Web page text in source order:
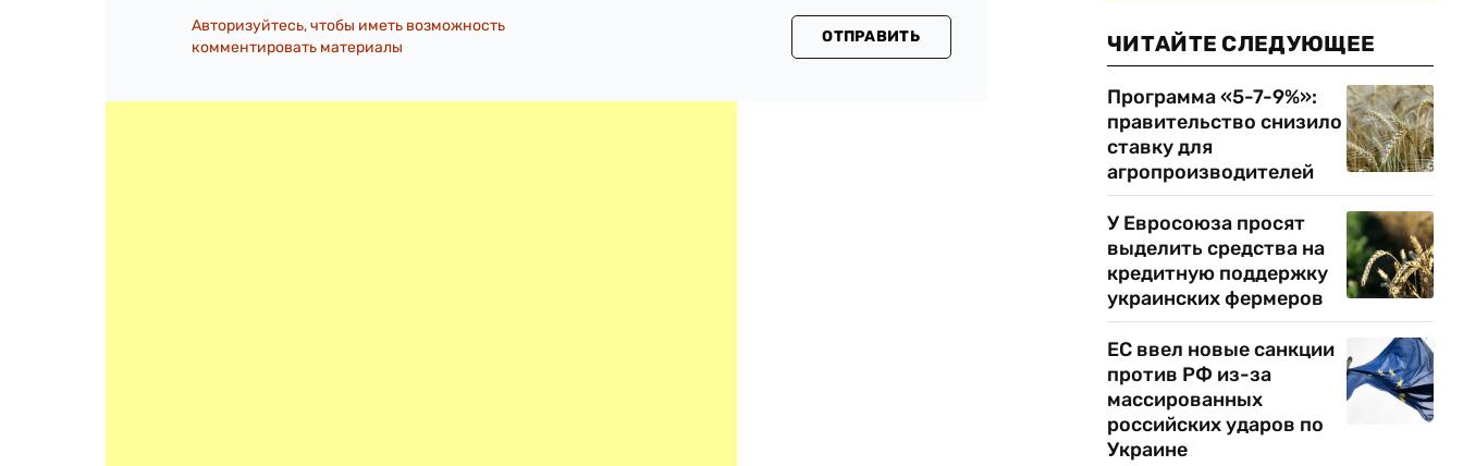
Авторизуйтесь, чтобы иметь возможность
комментировать материалы
ОТПРАВИТЬ ЧИТАЙТЕ СЛЕДУЮЩЕЕ
Программа «5-7-9%»:
правительство снизило
ставку для
агропроизводителей
У Евросоюза просят
выделить средства на
кредитную поддержку
украинских фермеров
ЕС ввел новые санкции
против РФ из-за
массированных
российских ударов по
Украине